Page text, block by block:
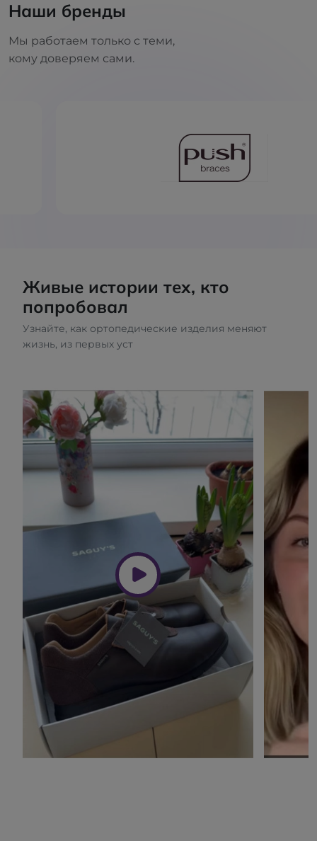
Наши бренды
Мы работаем только с теми,
кому доверяем сами.
Живые истории тех, кто
попробовал
Узнайте, как ортопедические изделия меняют
жизнь, из первых уст